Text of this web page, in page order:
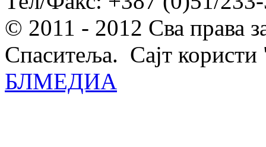
© 2011 - 2012 Сва права
Спаситеља. Сајт
БЛМЕДИА